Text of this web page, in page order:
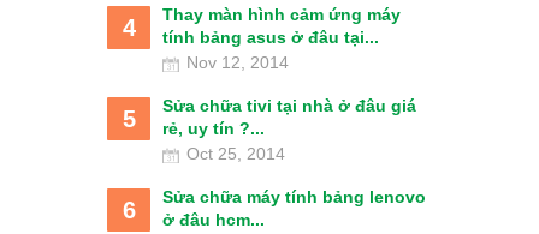
4
Thay màn hình cảm ứng máy
tính bảng asus ở đâu tại...
Nov 12, 2014
5
Sửa chữa tivi tại nhà ở đâu giá
rẻ, uy tín ?...
Oct 25, 2014
6
Sửa chữa máy tính bảng lenovo
ở đâu hcm...